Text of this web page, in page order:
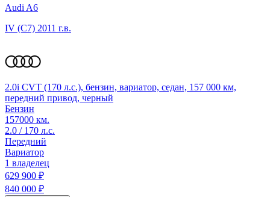
Audi A6
IV (C7) 2011 г.в.
2.0i CVT (170 л.с.), бензин, вариатор, седан, 157 000 км,
передний привод, черный
Бензин
157000 км.
2.0 / 170 л.с.
Передний
Вариатор
1 владелец
629 900 ₽
840 000 ₽